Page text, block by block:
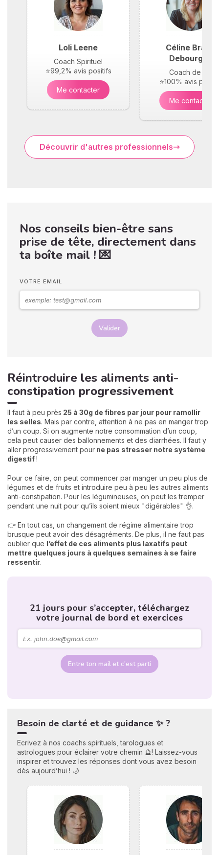
Loli Leene
Coach Spirituel
⭐99,2% avis positifs
Me contacter
Céline Braun
Debourges
Coach de vie
⭐100% avis
Me contacter
Découvrir d'autres professionnels
Nos conseils bien-être sans
prise de tête, directement dans
ta boîte mail ! 💌
VOTRE EMAIL
Valider
Réintroduire les aliments anti-
constipation progressivement
Il faut à peu près 25 à 30g de fibres par jour pour ramollir
les selles. Mais par contre, attention à ne pas en manger trop
d’un coup. Si on augmente notre consommation d’un coup,
cela peut causer des ballonnements et des diarrhées. Il faut y
aller progressivement pour ne pas stresser notre système
digestif!
Pour ce faire, on peut commencer par manger un peu plus de
légumes et de fruits et introduire peu à peu les autres aliments
anti-constipation. Pour les légumineuses, on peut les tremper
pendant une nuit pour qu’ils soient mieux "digérables" 👌.
👉 En tout cas, un changement de régime alimentaire trop
brusque peut avoir des désagréments. De plus, il ne faut pas
oublier que l’effet de ces aliments plus laxatifs peut
mettre quelques jours à quelques semaines à se faire
ressentir.
21 jours pour s’accepter, téléchargez
votre journal de bord et exercices
Entre ton mail et c'est parti
Besoin de clarté et de guidance ✨ ?
Ecrivez à nos coachs spirituels, tarologues et
astrologues pour éclairer votre chemin 🔮! Laissez-vous
inspirer et trouvez les réponses dont vous avez besoin
dès aujourd’hui ! 🌙